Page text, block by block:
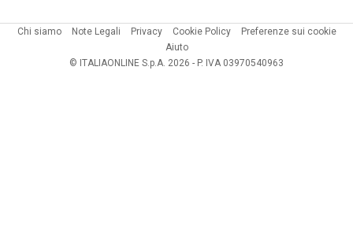
Chi siamo Note Legali Privacy Cookie Policy
Preferenze sui cookie
Aiuto
© ITALIAONLINE S.p.A. 2026 - P. IVA 03970540963